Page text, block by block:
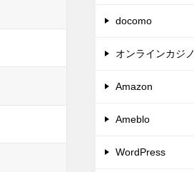
docomo
オンラインカジノ
Amazon
Ameblo
WordPress